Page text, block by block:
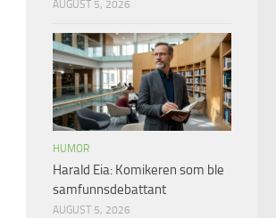
AUGUST 5, 2026
HUMOR
Harald Eia: Komikeren som ble
samfunnsdebattant
AUGUST 5, 2026